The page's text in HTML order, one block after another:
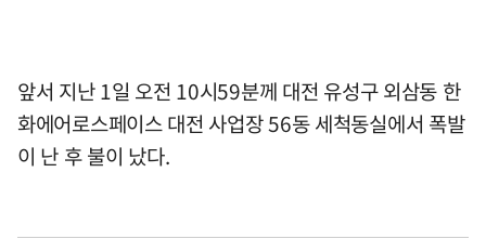
앞서 지난 1일 오전 10시59분께 대전 유성구 외삼동 한
화에어로스페이스 대전 사업장 56동 세척동실에서 폭발
이 난 후 불이 났다.